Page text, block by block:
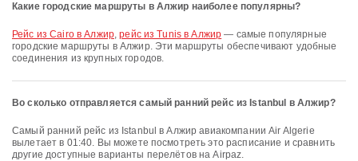
Какие городские маршруты в Алжир наиболее популярны?
рейс из Cairo в Алжир,рейс из Tunis в Алжир — самые популярные
городские маршруты в Алжир. Эти маршруты обеспечивают удобные
соединения из крупных городов.
Во сколько отправляется самый ранний рейс из Istanbul в Алжир?
Самый ранний рейс из Istanbul в Алжир авиакомпании Air Algerie
вылетает в 01:40. Вы можете посмотреть это расписание и сравнить
другие доступные варианты перелётов на Airpaz.